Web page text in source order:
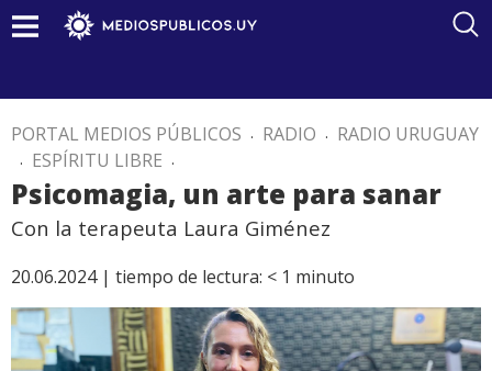
PORTAL MEDIOS PÚBLICOS . RADIO . RADIO URUGUAY
. ESPÍRITU LIBRE .
Psicomagia, un arte para sanar
Con la terapeuta Laura Giménez
20.06.2024 | tiempo de lectura: < 1 minuto